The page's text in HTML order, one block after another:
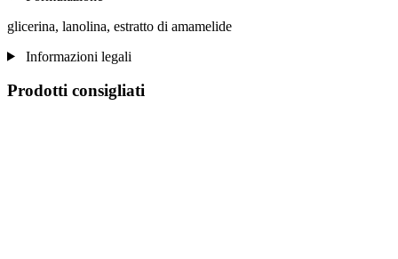
glicerina, lanolina, estratto di amamelide
Informazioni legali
Prodotti consigliati